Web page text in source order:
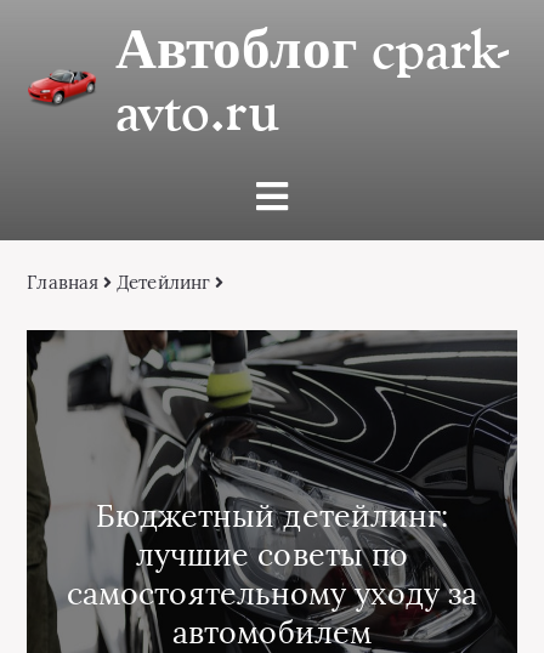
Автоблог cpark-
avto.ru
Главная Детейлинг
Бюджетный детейлинг:
лучшие советы по
самостоятельному уходу за
автомобилем